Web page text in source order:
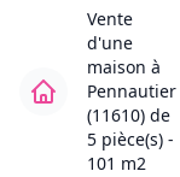
Vente
d'une
maison à
Pennautier
(11610) de
5 pièce(s) -
101 m2